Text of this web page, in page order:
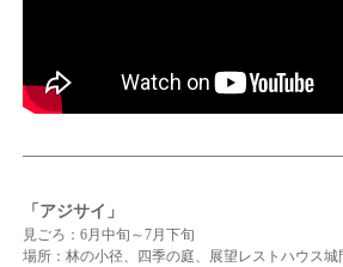
「アジサイ」
見ごろ：6月中旬～7月下旬
場所：林の小径、四季の庭、展望レストハウス城